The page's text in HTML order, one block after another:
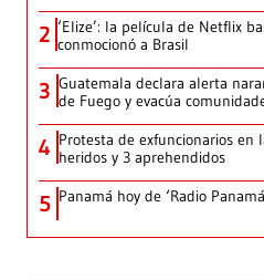
2 ‘Elize’: la película de Netflix
conmocionó a Brasil
3 Guatemala declara alerta
de Fuego y evacúa
4 Protesta de exfuncionarios en
heridos y 3 aprehendidos
5 Panamá hoy de ‘Radio